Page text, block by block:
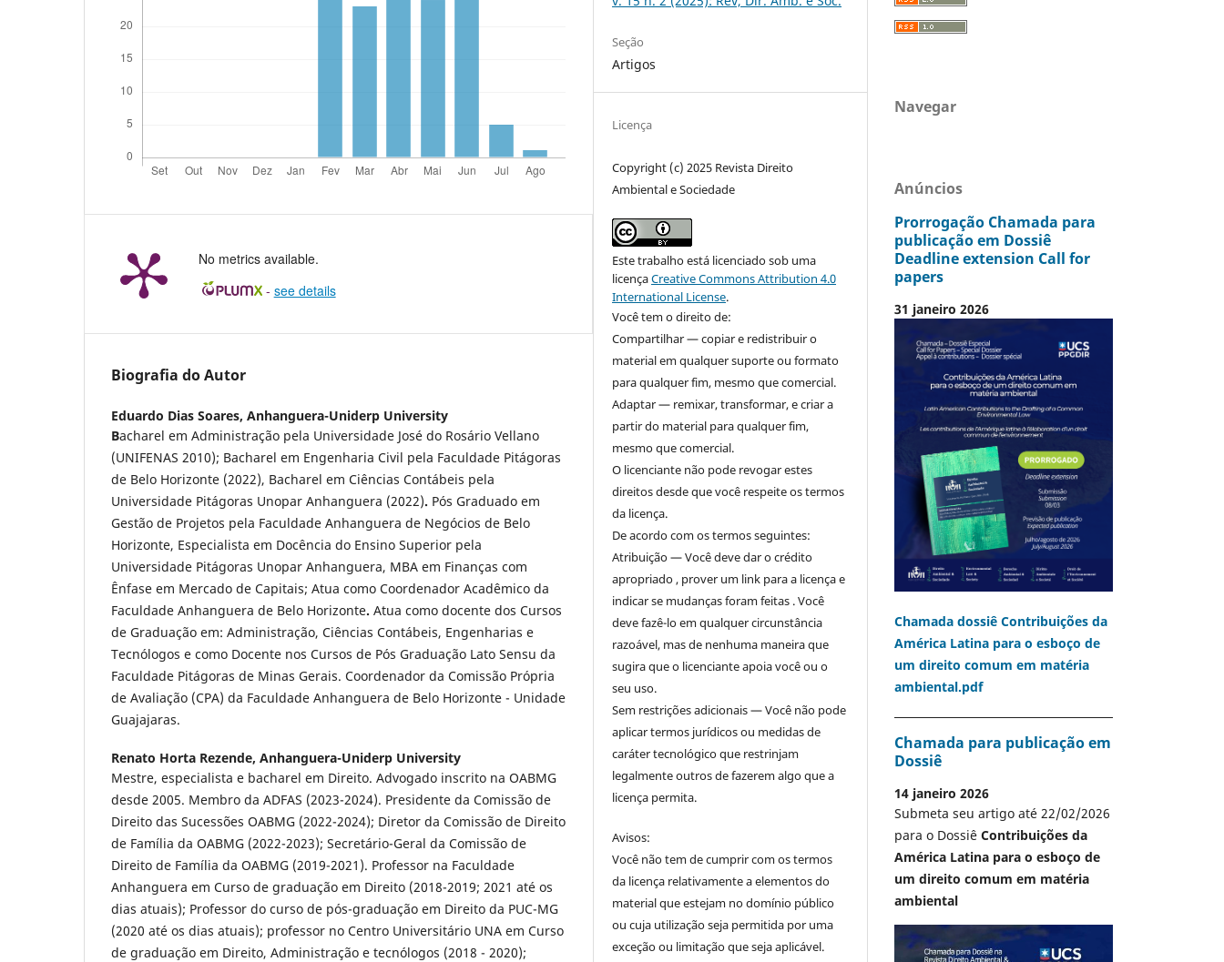
No metrics available.
- see details
Biografia do Autor
Eduardo Dias Soares, Anhanguera-Uniderp University
Bacharel em Administração pela Universidade José do Rosário Vellano
(UNIFENAS 2010); Bacharel em Engenharia Civil pela Faculdade Pitágoras
de Belo Horizonte (2022), Bacharel em Ciências Contábeis pela
Universidade Pitágoras Unopar Anhanguera (2022). Pós Graduado em
Gestão de Projetos pela Faculdade Anhanguera de Negócios de Belo
Horizonte, Especialista em Docência do Ensino Superior pela
Universidade Pitágoras Unopar Anhanguera, MBA em Finanças com
Ênfase em Mercado de Capitais; Atua como Coordenador Acadêmico da
Faculdade Anhanguera de Belo Horizonte. Atua como docente dos Cursos
de Graduação em: Administração, Ciências Contábeis, Engenharias e
Tecnólogos e como Docente nos Cursos de Pós Graduação Lato Sensu da
Faculdade Pitágoras de Minas Gerais. Coordenador da Comissão Própria
de Avaliação (CPA) da Faculdade Anhanguera de Belo Horizonte - Unidade
Guajajaras.
Renato Horta Rezende, Anhanguera-Uniderp University
Mestre, especialista e bacharel em Direito. Advogado inscrito na OABMG
desde 2005. Membro da ADFAS (2023-2024). Presidente da Comissão de
Direito das Sucessões OABMG (2022-2024); Diretor da Comissão de Direito
de Família da OABMG (2022-2023); Secretário-Geral da Comissão de
Direito de Família da OABMG (2019-2021). Professor na Faculdade
Anhanguera em Curso de graduação em Direito (2018-2019; 2021 até os
dias atuais); Professor do curso de pós-graduação em Direito da PUC-MG
(2020 até os dias atuais); professor no Centro Universitário UNA em Curso
de graduação em Direito, Administração e tecnólogos (2018 - 2020);
Seção
Artigos
Licença
Copyright (c) 2025 Revista Direito
Ambiental e Sociedade
Este trabalho está licenciado sob uma
licençaCreative Commons Attribution 4.0
International License.
Você tem o direito de:
Compartilhar — copiar e redistribuir o
material em qualquer suporte ou formato
para qualquer fim, mesmo que comercial.
Adaptar — remixar, transformar, e criar a
partir do material para qualquer fim,
mesmo que comercial.
O licenciante não pode revogar estes
direitos desde que você respeite os termos
da licença.
De acordo com os termos seguintes:
Atribuição — Você deve dar o crédito
apropriado , prover um link para a licença e
indicar se mudanças foram feitas . Você
deve fazê-lo em qualquer circunstância
razoável, mas de nenhuma maneira que
sugira que o licenciante apoia você ou o
seu uso.
Sem restrições adicionais — Você não pode
aplicar termos jurídicos ou medidas de
caráter tecnológico que restrinjam
legalmente outros de fazerem algo que a
licença permita.
Avisos:
Você não tem de cumprir com os termos
da licença relativamente a elementos do
material que estejam no domínio público
ou cuja utilização seja permitida por uma
exceção ou limitação que seja aplicável.
Navegar
Anúncios
Prorrogação Chamada para
publicação em Dossiê
Deadline extension Call for
papers
31 janeiro 2026
Chamada dossiê Contribuições da
América Latina para o esboço de
um direito comum em matéria
ambiental.pdf
Chamada para publicação em
Dossiê
14 janeiro 2026
Submeta seu artigo até 22/02/2026
para o Dossiê Contribuições da
América Latina para o esboço de
um direito comum em matéria
ambiental